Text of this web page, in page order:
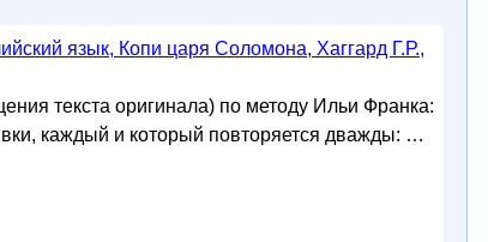
язык, Копи царя Соломона, Хаггард Г.Р.,
текста оригинала) по методу Ильи Франка:
каждый и который повторяется дважды: …